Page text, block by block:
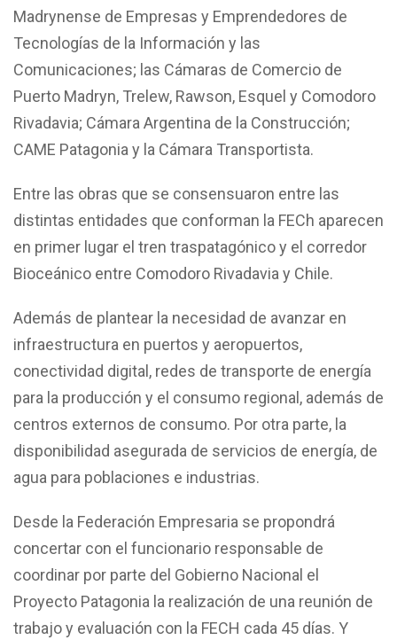
Madrynense de Empresas y Emprendedores de
Tecnologías de la Información y las
Comunicaciones; las Cámaras de Comercio de
Puerto Madryn, Trelew, Rawson, Esquel y Comodoro
Rivadavia; Cámara Argentina de la Construcción;
CAME Patagonia y la Cámara Transportista.
Entre las obras que se consensuaron entre las
distintas entidades que conforman la FECh aparecen
en primer lugar el tren traspatagónico y el corredor
Bioceánico entre Comodoro Rivadavia y Chile.
Además de plantear la necesidad de avanzar en
infraestructura en puertos y aeropuertos,
conectividad digital, redes de transporte de energía
para la producción y el consumo regional, además de
centros externos de consumo. Por otra parte, la
disponibilidad asegurada de servicios de energía, de
agua para poblaciones e industrias.
Desde la Federación Empresaria se propondrá
concertar con el funcionario responsable de
coordinar por parte del Gobierno Nacional el
Proyecto Patagonia la realización de una reunión de
trabajo y evaluación con la FECH cada 45 días. Y